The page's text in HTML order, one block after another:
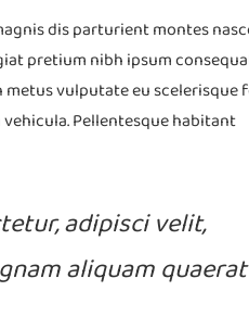
dis parturient montes
pretium nibh ipsum
metus vulputate eu scelerisque
Pellentesque habitant
adipisci velit,
aliquam quaerat